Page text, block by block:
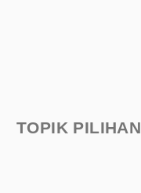
TOPIK PILIHAN